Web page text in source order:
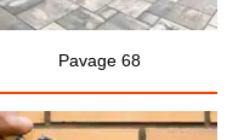
Pavage 68